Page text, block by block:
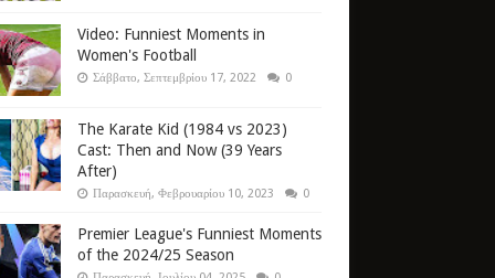
Video: Funniest Moments in
Women's Football
Σάββατο, Σεπτεμβρίου 17, 2022 0
The Karate Kid (1984 vs 2023)
Cast: Then and Now (39 Years
After)
Παρασκευή, Φεβρουαρίου 10, 2023 0
Premier League's Funniest Moments
of the 2024/25 Season